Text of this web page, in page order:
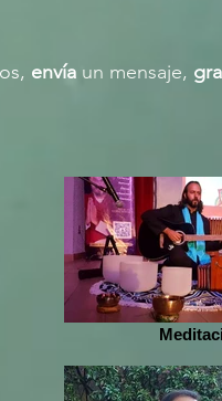
envía un mensaje,